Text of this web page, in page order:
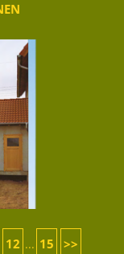
12 ... 15 >>